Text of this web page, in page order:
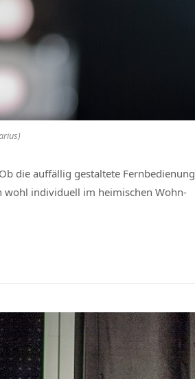
die auffällig gestaltete Fernbedienung
wohl individuell im heimischen Wohn-